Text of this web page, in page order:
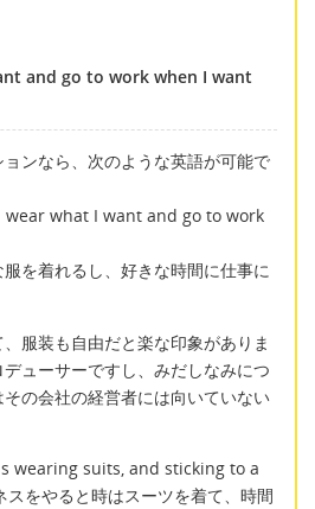
and go to work when I want
ンなら、次のような英語が可能で
wear what I want and go to work
服を着れるし、好きな時間に仕事に
服装も自由だと楽な印象がありま
ューサーですし、みだしなみにつ
の会社の経営者には向いていない
wearing suits, and sticking to a
をやると時はスーツを着て、時間